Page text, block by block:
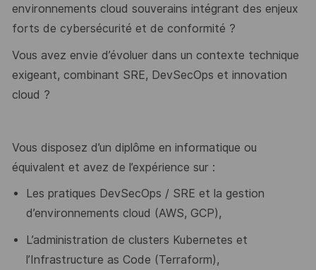
environnements cloud souverains intégrant des enjeux
forts de cybersécurité et de conformité ?
Vous avez envie d’évoluer dans un contexte technique
exigeant, combinant SRE, DevSecOps et innovation
cloud ?
Vous disposez d’un diplôme en informatique ou
équivalent et avez de l’expérience sur :
Les pratiques DevSecOps / SRE et la gestion
d’environnements cloud (AWS, GCP),
L’administration de clusters Kubernetes et
l’Infrastructure as Code (Terraform),